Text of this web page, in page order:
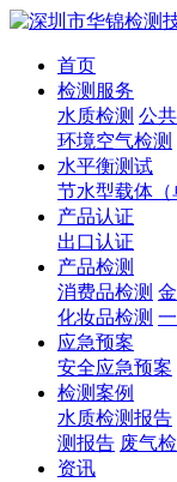
首页
检测服务
水质检测 公
环境空气检测
水平衡测试
节水型载体（
产品认证
出口认证
产品检测
消费品检测
化妆品检测
应急预案
安全应急预案
检测案例
水质检测报告
测报告 废气
资讯